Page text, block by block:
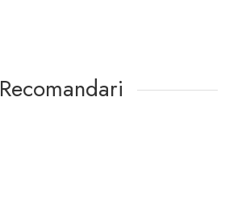
Recomandari